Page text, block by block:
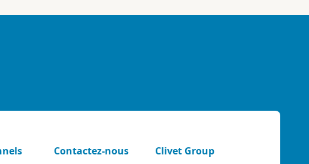
Contactez-nous
Clivet Group